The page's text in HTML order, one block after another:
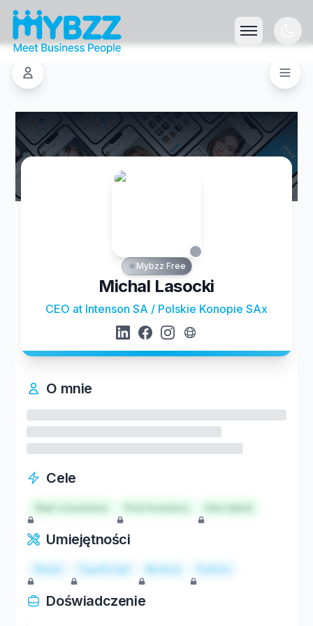
Mybzz Free
Michal Lasocki
CEO at Intenson SA / Polskie Konopie SAx
O mnie
Cele
Start a business Hire talent
Umiejętności
React TypeScript Node.js Python
Doświadczenie